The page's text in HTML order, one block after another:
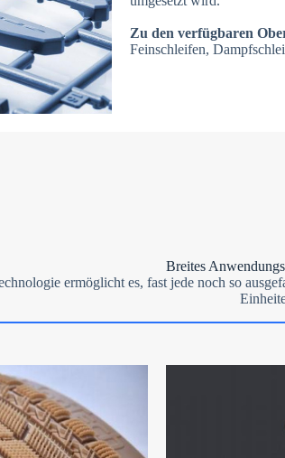
Zu den verfügbaren
Feinschleifen,
Breites
ermöglicht es, fast jede noch so